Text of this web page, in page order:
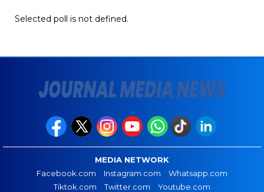
Selected poll is not defined.
MEDIA NETWORK
Facebook.com
Instagram.com
Whatsapp.com
Tiktok.com
Twitter.com Youtube.com